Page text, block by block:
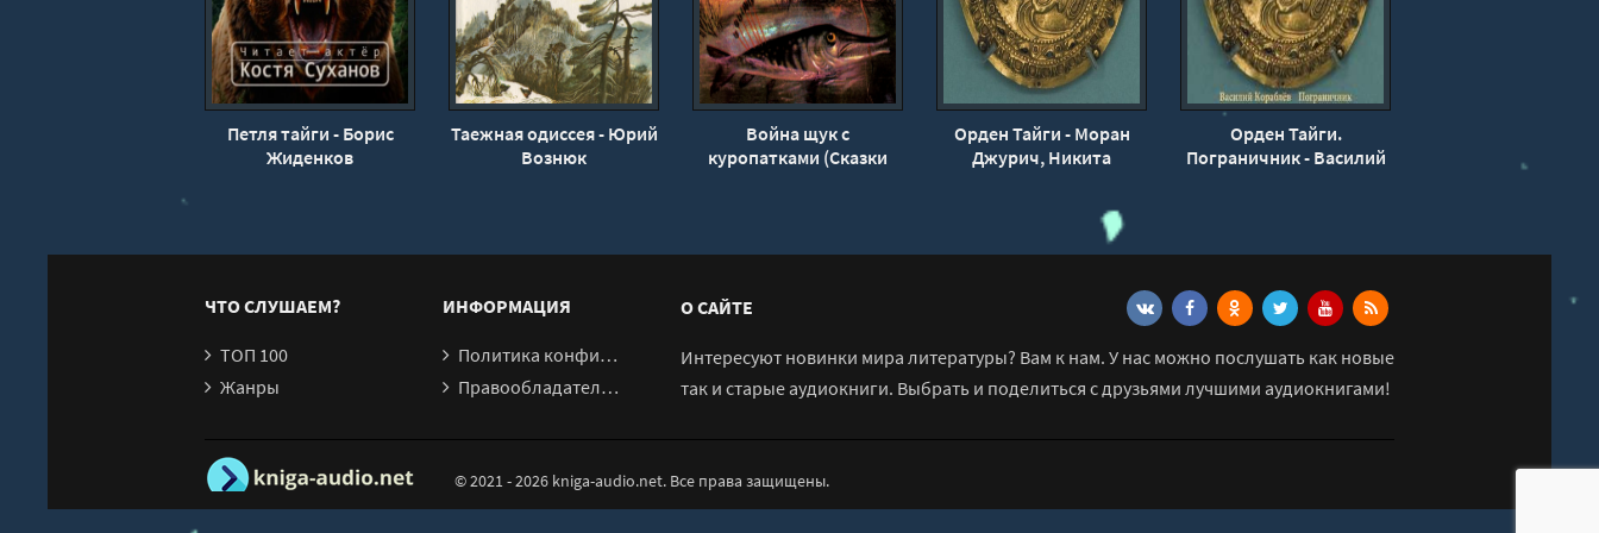
Петля тайги - Борис
Жиденков
Таежная одиссея - Юрий
Вознюк
Война щук с
куропатками (Сказки
Орден Тайги - Моран
Джурич, Никита
Орден Тайги.
Пограничник - Василий
ЧТО СЛУШАЕМ?
ТОП 100
Жанры
ИНФОРМАЦИЯ
Политика конфиденциальности
Правообладателям
О САЙТЕ
Интересуют новинки мира литературы? Вам к нам. У нас можно послушать как новые
так и старые аудиокниги. Выбрать и поделиться с друзьями лучшими аудиокнигами!
© 2021 - 2026 kniga-audio.net. Все права защищены.